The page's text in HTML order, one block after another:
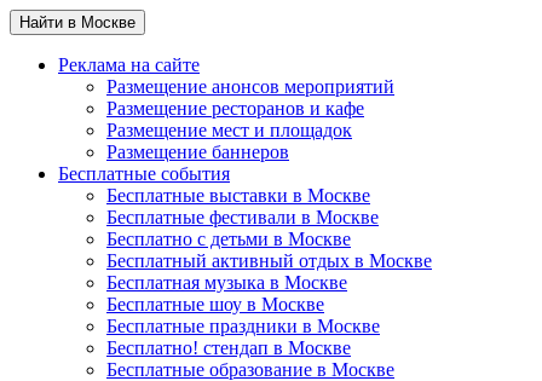
Найти в Москве
Реклама на сайте
Размещение анонсов мероприятий
Размещение ресторанов и кафе
Размещение мест и площадок
Размещение баннеров
Бесплатные события
Бесплатные выставки в Москве
Бесплатные фестивали в Москве
Бесплатно с детьми в Москве
Бесплатный активный отдых в Москве
Бесплатная музыка в Москве
Бесплатные шоу в Москве
Бесплатные праздники в Москве
Бесплатно! стендап в Москве
Бесплатные образование в Москве